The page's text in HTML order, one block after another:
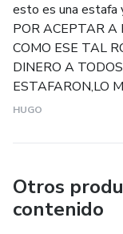
esto es una estafa
POR ACEPTAR A
COMO ESE TAL
DINERO A
ESTAFARON,LO
HUGO
Otros
contenido